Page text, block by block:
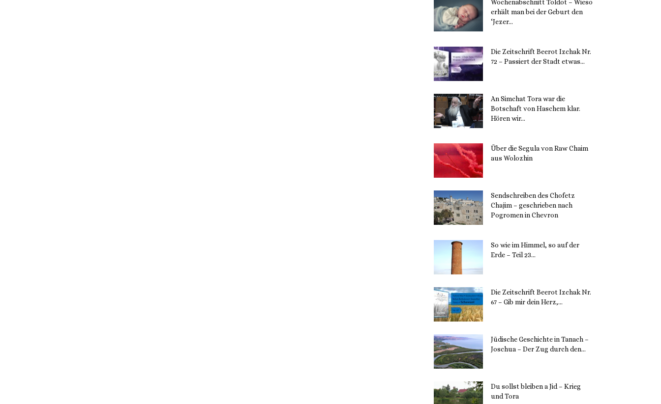
Wochenabschnitt Toldot – Wieso
erhält man bei der Geburt den
‘Jezer...
Die Zeitschrift Beerot Izchak Nr.
72 – Passiert der Stadt etwas...
An Simchat Tora war die
Botschaft von Haschem klar.
Hören wir...
Über die Segula von Raw Chaim
aus Wolozhin
Sendschreiben des Chofetz
Chajim – geschrieben nach
Pogromen in Chevron
So wie im Himmel, so auf der
Erde – Teil 23...
Die Zeitschrift Beerot Izchak Nr.
67 – Gib mir dein Herz,...
Jüdische Geschichte in Tanach –
Joschua – Der Zug durch den...
Du sollst bleiben a Jid – Krieg
und Tora